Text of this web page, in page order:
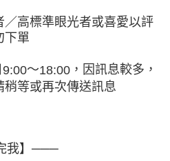
高標準眼光者或喜愛以評
下單
9:00～18:00 ，因訊息較多，
等或再次傳送訊息
我】───